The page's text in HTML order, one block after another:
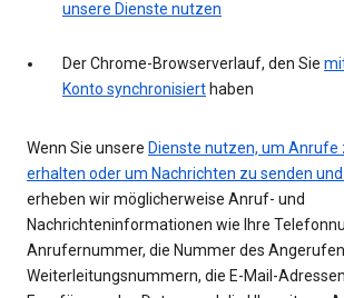
unsere Dienste nutzen
Der Chrome-Browserverlauf, den Sie
Konto synchronisiert haben
Wenn Sie unsere Dienste nutzen, um Anrufe
erhalten oder um Nachrichten zu senden
erheben wir möglicherweise Anruf- und
Nachrichteninformationen wie Ihre
Anrufernummer, die Nummer des
Weiterleitungsnummern, die E-Mail-